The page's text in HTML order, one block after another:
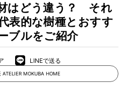
店舗から探す
MOKUBA HOME
はどう違う？ それ
表的な樹種とおすす
ブルをご紹介
LINEで送る
ATELIER MOKUBA HOME